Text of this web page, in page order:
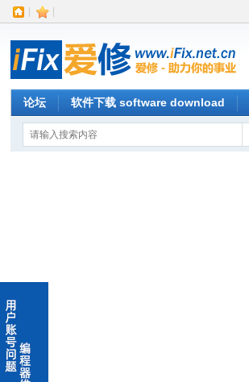
论坛 软件下载 software download